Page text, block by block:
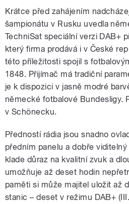
Krátce před zahájením
šampionátu v Rusku uvedla
TechniSat speciální verzi DAB+
který firma prodává i v České
této příležitosti spojil s
1848. Přijímač má tradiční
je k dispozici v jasně modré
německé fotbalové Bundesligy.
v Schönecku.
Předností rádia jsou snadno
předním panelu a dobře
klade důraz na kvalitní zvuk a
umožňuje až deset hodin
paměti si může majitel uložit až
stanic – deset v režimu DAB+